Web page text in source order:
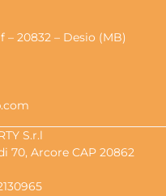
– 20832 – Desio (MB)
S.r.l
70, Arcore CAP 20862